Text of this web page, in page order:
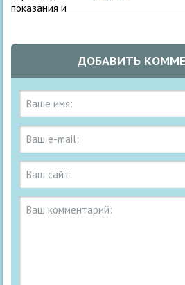
ДОБАВИТЬ